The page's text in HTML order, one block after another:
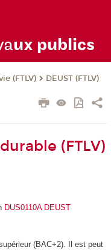
ux publics
(FTLV) DEUST (FTLV)
(FTLV)
DUS0110A DEUST
(BAC+2). Il est peut